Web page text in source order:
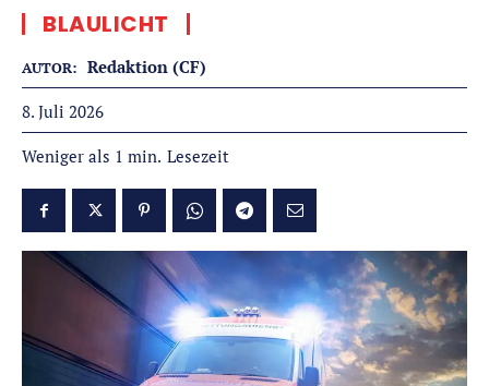
BLAULICHT
AUTOR: Redaktion (CF)
8. Juli 2026
Weniger als 1 min. Lesezeit